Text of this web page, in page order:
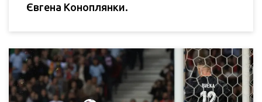
Євгена Коноплянки.